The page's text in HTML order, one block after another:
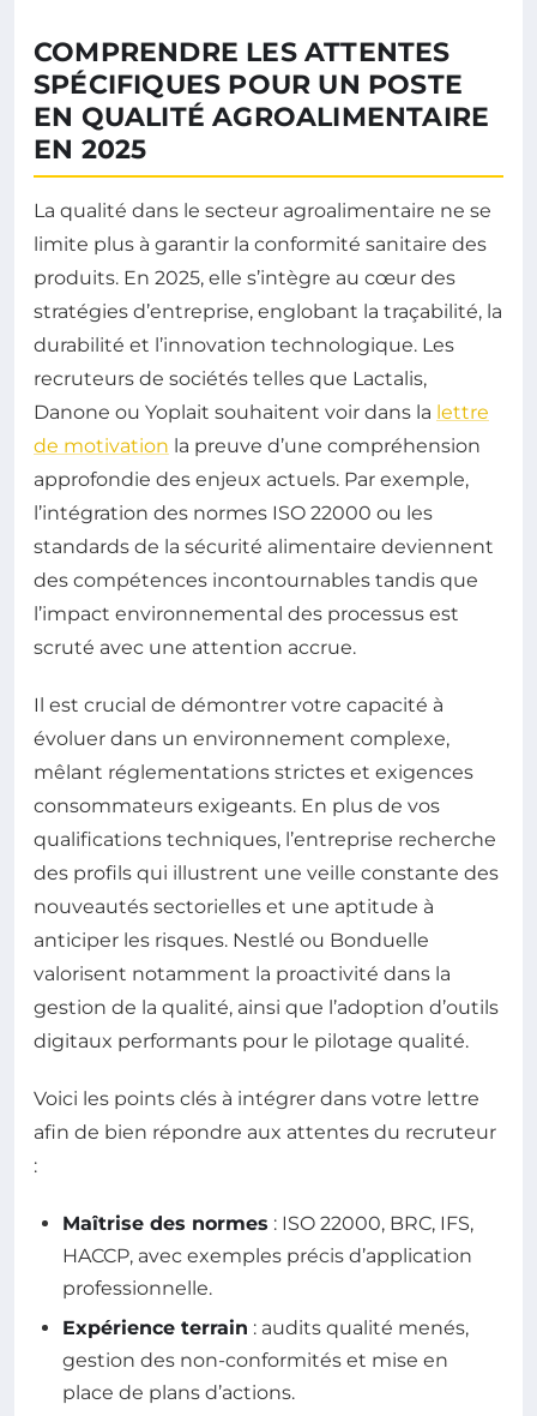
COMPRENDRE LES ATTENTES
SPÉCIFIQUES POUR UN POSTE
EN QUALITÉ AGROALIMENTAIRE
EN 2025
La qualité dans le secteur agroalimentaire ne se
limite plus à garantir la conformité sanitaire des
produits. En 2025, elle s’intègre au cœur des
stratégies d’entreprise, englobant la traçabilité, la
durabilité et l’innovation technologique. Les
recruteurs de sociétés telles que Lactalis,
Danone ou Yoplait souhaitent voir dans la lettre
de motivation la preuve d’une compréhension
approfondie des enjeux actuels. Par exemple,
l’intégration des normes ISO 22000 ou les
standards de la sécurité alimentaire deviennent
des compétences incontournables tandis que
l’impact environnemental des processus est
scruté avec une attention accrue.
Il est crucial de démontrer votre capacité à
évoluer dans un environnement complexe,
mêlant réglementations strictes et exigences
consommateurs exigeants. En plus de vos
qualifications techniques, l’entreprise recherche
des profils qui illustrent une veille constante des
nouveautés sectorielles et une aptitude à
anticiper les risques. Nestlé ou Bonduelle
valorisent notamment la proactivité dans la
gestion de la qualité, ainsi que l’adoption d’outils
digitaux performants pour le pilotage qualité.
Voici les points clés à intégrer dans votre lettre
afin de bien répondre aux attentes du recruteur
:
Maîtrise des normes : ISO 22000, BRC, IFS,
HACCP, avec exemples précis d’application
professionnelle.
Expérience terrain : audits qualité menés,
gestion des non-conformités et mise en
place de plans d’actions.